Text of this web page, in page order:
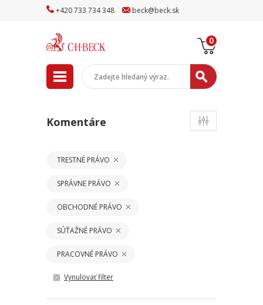
+420733 734348 beck@beck.sk
0
Komentáre
TRESTNÉ PRÁVO
SPRÁVNE PRÁVO
OBCHODNÉ PRÁVO
SÚŤAŽNÉ PRÁVO
PRACOVNÉ PRÁVO
Vynulovať filter